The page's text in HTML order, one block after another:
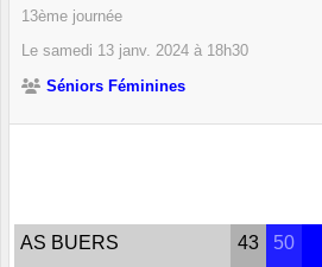
13ème journée
Le samedi 13 janv. 2024 à 18h30
Séniors Féminines
AS BUERS
43 50